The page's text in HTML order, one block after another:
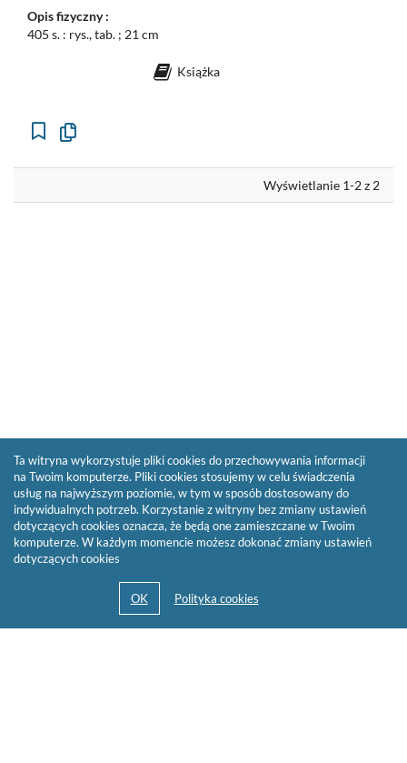
Opis fizyczny :
405 s. : rys., tab. ; 21 cm
Książka
Kopiuj
do
Wyświetlanie 1-2 z 2
Ta witryna wykorzystuje pliki cookies do przechowywania informacji
na Twoim komputerze. Pliki cookies stosujemy w celu świadczenia
usług na najwyższym poziomie, w tym w sposób dostosowany do
indywidualnych potrzeb. Korzystanie z witryny bez zmiany ustawień
dotyczących cookies oznacza, że będą one zamieszczane w Twoim
komputerze. W każdym momencie możesz dokonać zmiany ustawień
dotyczących cookies